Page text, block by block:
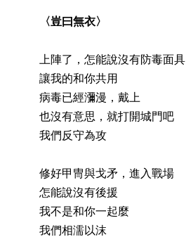
〈豈曰無衣〉
上陣了，怎能說沒有防毒面具
讓我的和你共用
病毒已經瀰漫，戴上
也沒有意思，就打開城門吧
我們反守為攻
修好甲冑與戈矛，進入戰場
怎能說沒有後援
我不是和你一起麼
我們相濡以沫